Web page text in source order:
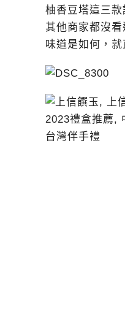
柚香豆塔這三
其他商家都沒
味道是如何，就